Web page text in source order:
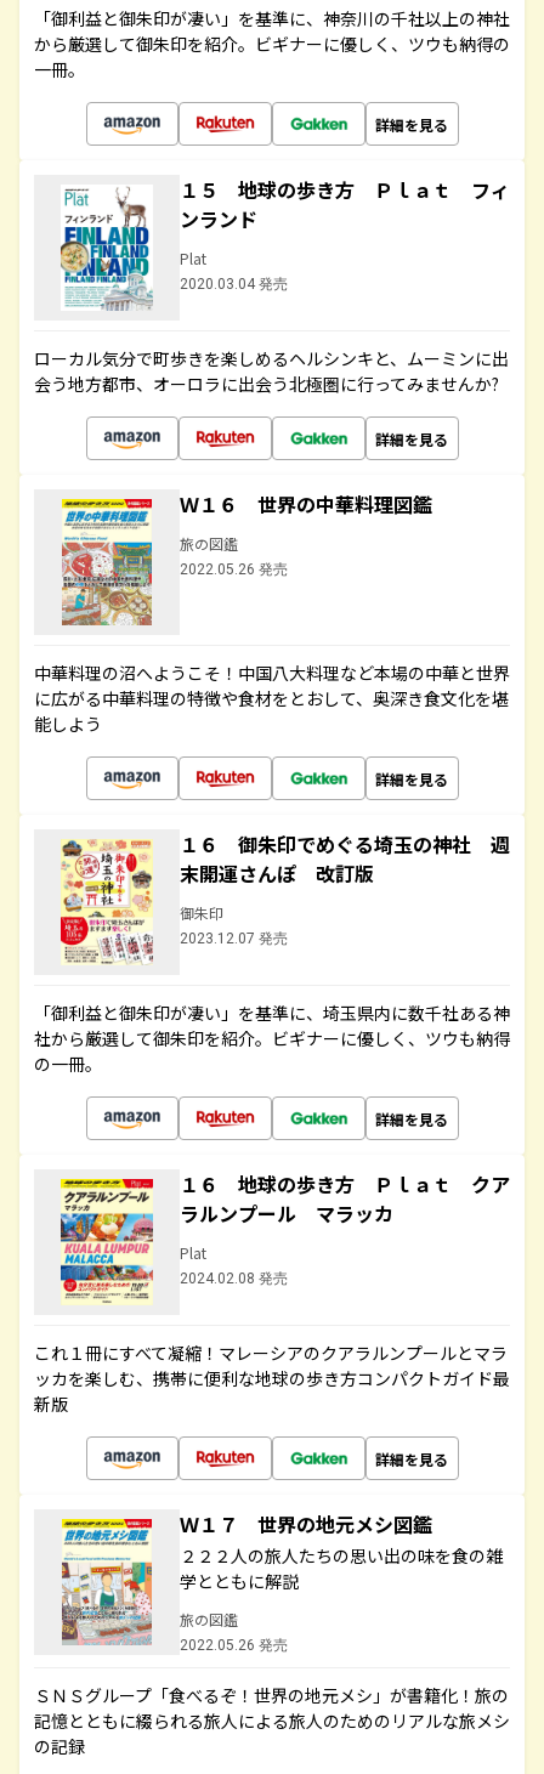
「御利益と御朱印が凄い」を基準に、神奈川の千社以上の神社
から厳選して御朱印を紹介。ビギナーに優しく、ツウも納得の
一冊。
詳細を見る
１５ 地球の歩き方 Ｐｌａｔ フィ
ンランド
Plat
2020.03.04 発売
ローカル気分で町歩きを楽しめるヘルシンキと、ムーミンに出
会う地方都市、オーロラに出会う北極圏に行ってみませんか?
詳細を見る
Ｗ１６ 世界の中華料理図鑑
旅の図鑑
2022.05.26 発売
中華料理の沼へようこそ！中国八大料理など本場の中華と世界
に広がる中華料理の特徴や食材をとおして、奥深き食文化を堪
能しよう
詳細を見る
１６ 御朱印でめぐる埼玉の神社 週
末開運さんぽ 改訂版
御朱印
2023.12.07 発売
「御利益と御朱印が凄い」を基準に、埼玉県内に数千社ある神
社から厳選して御朱印を紹介。ビギナーに優しく、ツウも納得
の一冊。
詳細を見る
１６ 地球の歩き方 Ｐｌａｔ クア
ラルンプール マラッカ
Plat
2024.02.08 発売
これ１冊にすべて凝縮！マレーシアのクアラルンプールとマラ
ッカを楽しむ、携帯に便利な地球の歩き方コンパクトガイド最
新版
詳細を見る
Ｗ１７ 世界の地元メシ図鑑
２２２人の旅人たちの思い出の味を食の雑
学とともに解説
旅の図鑑
2022.05.26 発売
ＳＮＳグループ「食べるぞ！世界の地元メシ」が書籍化！旅の
記憶とともに綴られる旅人による旅人のためのリアルな旅メシ
の記録